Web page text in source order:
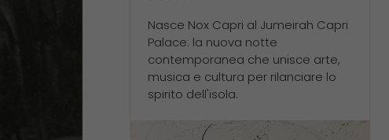
Nasce Nox Capri al Jumeirah Capri
Palace: la nuova notte
contemporanea che unisce arte,
musica e cultura per rilanciare lo
spirito dell'isola.